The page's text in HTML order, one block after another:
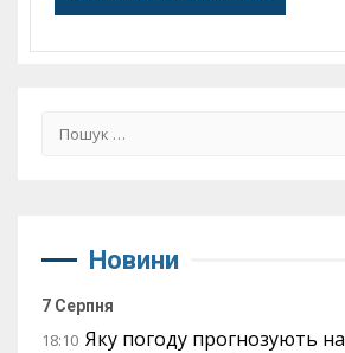
Пошук:
Новини
7 Серпня
18:10 Яку погоду прогнозують на